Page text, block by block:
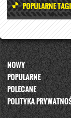
POPULARNE TAGI
NOWY
POPULARNE
POLECANE
POLITYKA